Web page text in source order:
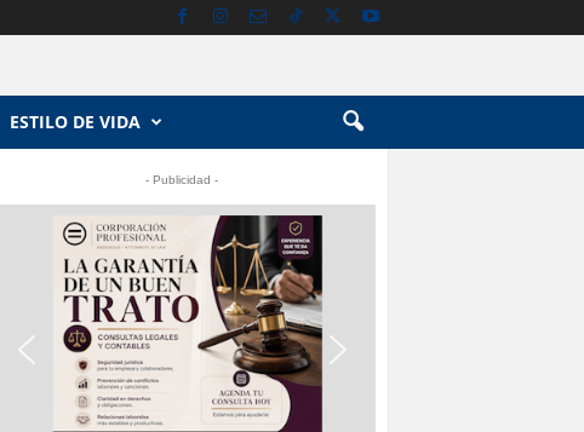
ESTILO DE VIDA
- Publicidad -